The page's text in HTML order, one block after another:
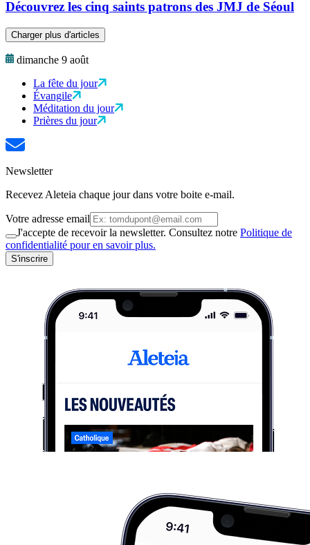
Découvrez les cinq saints patrons des JMJ de Séoul
Charger plus d'articles
dimanche 9 août
La fête du jour
Évangile
Méditation du jour
Prières du jour
Newsletter
Recevez Aleteia chaque jour dans votre boite e-mail.
Votre adresse email
J'accepte de recevoir la newsletter. Consultez notre Politique de
confidentialité pour en savoir plus.
S'inscrire